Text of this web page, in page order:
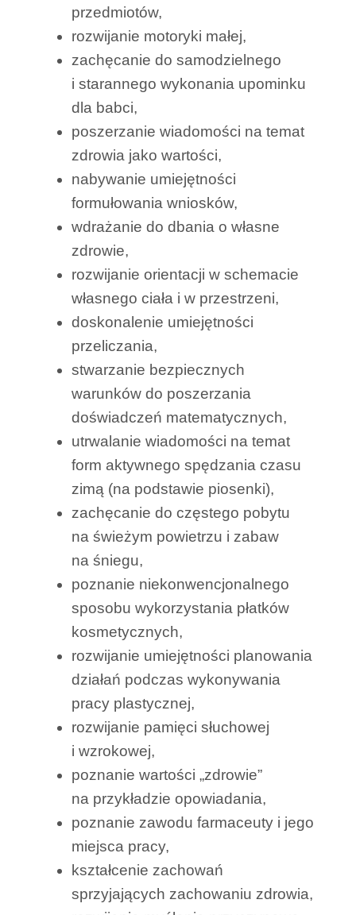
przedmiotów,
rozwijanie motoryki małej,
zachęcanie do samodzielnego
i starannego wykonania upominku
dla babci,
poszerzanie wiadomości na temat
zdrowia jako wartości,
nabywanie umiejętności
formułowania wniosków,
wdrażanie do dbania o własne
zdrowie,
rozwijanie orientacji w schemacie
własnego ciała i w przestrzeni,
doskonalenie umiejętności
przeliczania,
stwarzanie bezpiecznych
warunków do poszerzania
doświadczeń matematycznych,
utrwalanie wiadomości na temat
form aktywnego spędzania czasu
zimą (na podstawie piosenki),
zachęcanie do częstego pobytu
na świeżym powietrzu i zabaw
na śniegu,
poznanie niekonwencjonalnego
sposobu wykorzystania płatków
kosmetycznych,
rozwijanie umiejętności planowania
działań podczas wykonywania
pracy plastycznej,
rozwijanie pamięci słuchowej
i wzrokowej,
poznanie wartości „zdrowie”
na przykładzie opowiadania,
poznanie zawodu farmaceuty i jego
miejsca pracy,
kształcenie zachowań
sprzyjających zachowaniu zdrowia,